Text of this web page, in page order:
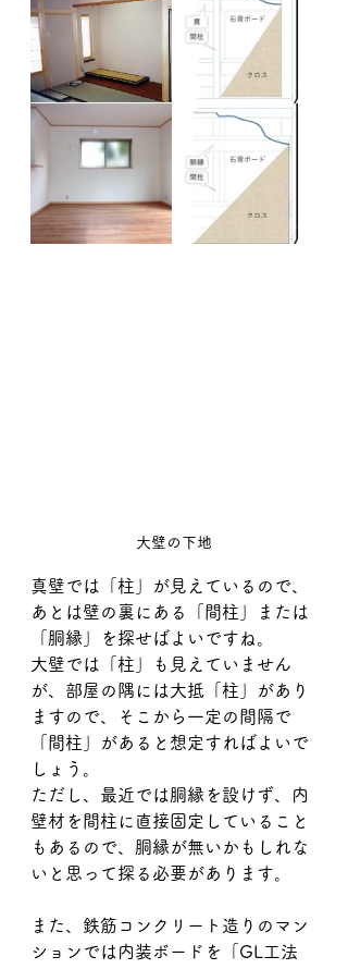
大壁の下地
真壁では「柱」が見えているので、
あとは壁の裏にある「間柱」または
「胴縁」を探せばよいですね。
大壁では「柱」も見えていません
が、部屋の隅には大抵「柱」があり
ますので、そこから一定の間隔で
「間柱」があると想定すればよいで
しょう。
ただし、最近では胴縁を設けず、内
壁材を間柱に直接固定していること
もあるので、胴縁が無いかもしれな
いと思って探る必要があります。
また、鉄筋コンクリート造りのマン
ションでは内装ボードを「GL工法